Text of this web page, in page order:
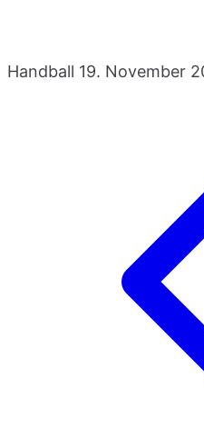
Handball 19. November